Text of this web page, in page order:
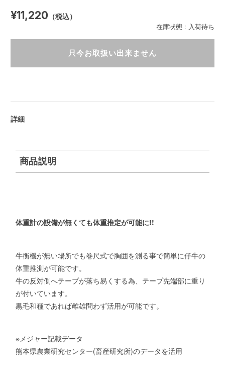
在庫状態 : 入荷待ち
¥11,220 （税込）
只今お取扱い出来ません
詳細
商品説明
体重計の設備が無くても体重推定が可能に!!
牛衡機が無い場所でも巻尺式で胸囲を測る事で簡単に仔牛の
体重推測が可能です。
牛の反対側へテープが落ち易くする為、テープ先端部に重り
が付いています。
黒毛和種であれば雌雄問わず活用が可能です。
※メジャー記載データ
熊本県農業研究センター(畜産研究所)のデータを活用